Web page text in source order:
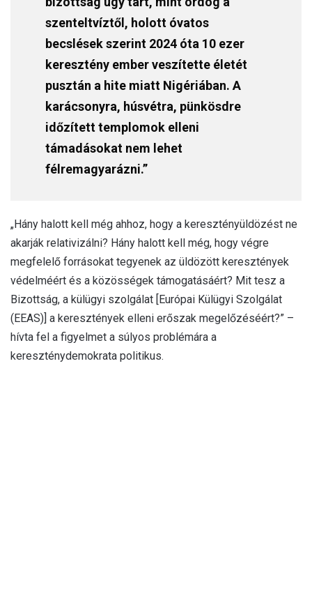
szenteltvíztől, holott óvatos
becslések szerint 2024 óta 10 ezer
keresztény ember veszítette életét
pusztán a hite miatt Nigériában. A
karácsonyra, húsvétra, pünkösdre
időzített templomok elleni
támadásokat nem lehet
félremagyarázni.”
„Hány halott kell még ahhoz, hogy a keresztényüldözést ne
akarják relativizálni? Hány halott kell még, hogy végre
megfelelő forrásokat tegyenek az üldözött keresztények
védelméért és a közösségek támogatásáért? Mit tesz a
Bizottság, a külügyi szolgálat [Európai Külügyi Szolgálat
(EEAS)] a keresztények elleni erőszak megelőzéséért?” –
hívta fel a figyelmet a súlyos problémára a
kereszténydemokrata politikus.